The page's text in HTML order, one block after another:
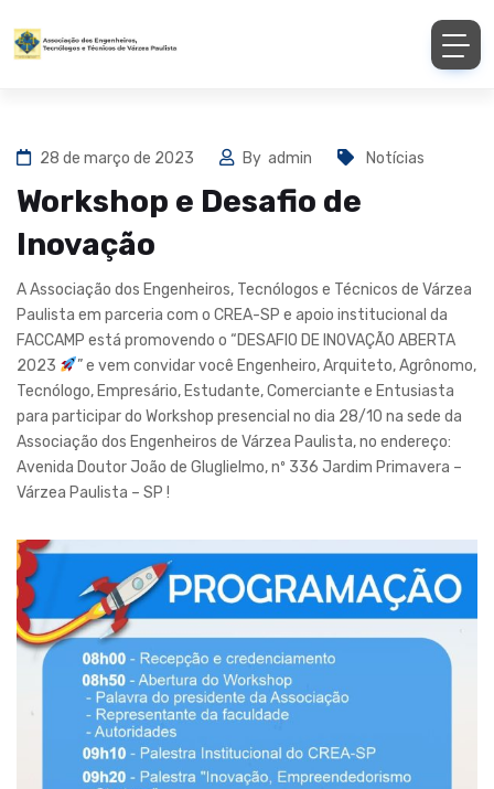
28 de março de 2023 By admin Notícias
Workshop e Desafio de
Inovação
A Associação dos Engenheiros, Tecnólogos e Técnicos de Várzea
Paulista em parceria com o CREA-SP e apoio institucional da
FACCAMP está promovendo o “DESAFIO DE INOVAÇÃO ABERTA
2023
” e vem convidar você Engenheiro, Arquiteto, Agrônomo,
Tecnólogo, Empresário, Estudante, Comerciante e Entusiasta
para participar do Workshop presencial no dia 28/10 na sede da
Associação dos Engenheiros de Várzea Paulista, no endereço:
Avenida Doutor João de Gluglielmo, nº 336 Jardim Primavera –
Várzea Paulista – SP !